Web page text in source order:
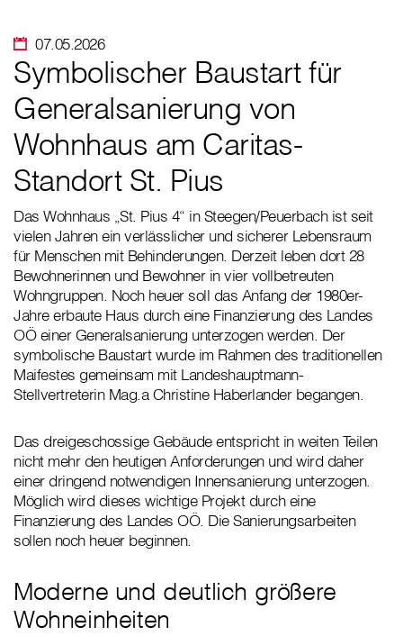
07.05.2026
Symbolischer Baustart für
Generalsanierung von
Wohnhaus am Caritas-
Standort St. Pius
Das Wohnhaus „St. Pius 4“ in Steegen/Peuerbach ist seit
vielen Jahren ein verlässlicher und sicherer Lebensraum
für Menschen mit Behinderungen. Derzeit leben dort 28
Bewohnerinnen und Bewohner in vier vollbetreuten
Wohngruppen. Noch heuer soll das Anfang der 1980er-
Jahre erbaute Haus durch eine Finanzierung des Landes
OÖ einer Generalsanierung unterzogen werden. Der
symbolische Baustart wurde im Rahmen des traditionellen
Maifestes gemeinsam mit Landeshauptmann-
Stellvertreterin Mag.a Christine Haberlander begangen.
Das dreigeschossige Gebäude entspricht in weiten Teilen
nicht mehr den heutigen Anforderungen und wird daher
einer dringend notwendigen Innensanierung unterzogen.
Möglich wird dieses wichtige Projekt durch eine
Finanzierung des Landes OÖ. Die Sanierungsarbeiten
sollen noch heuer beginnen.
Moderne und deutlich größere
Wohneinheiten